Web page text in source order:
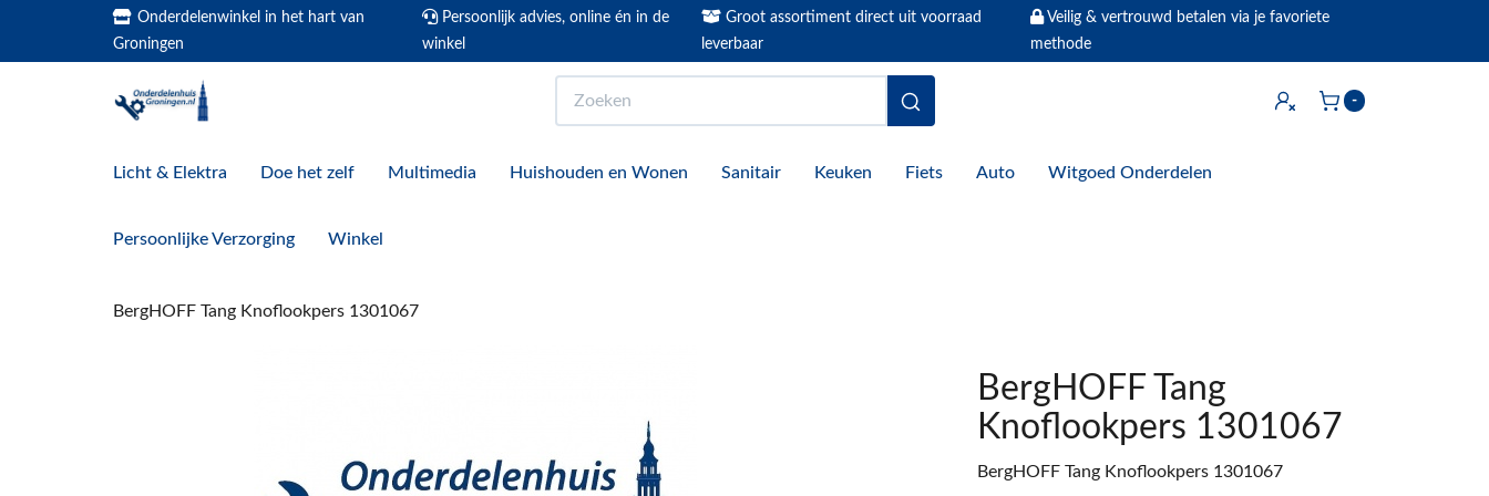
Onderdelenwinkel in het hart van
Groningen
Persoonlijk advies, online én in de
winkel
Groot assortiment direct uit voorraad
leverbaar
Veilig & vertrouwd betalen via je favoriete
methode
Inloggen -
Licht & Elektra Doe het zelf Multimedia Huishouden en Wonen Sanitair Keuken Fiets Auto Witgoed Onderdelen
Persoonlijke Verzorging Winkel
BergHOFF Tang Knoflookpers 1301067
BergHOFF Tang
Knoflookpers 1301067
BergHOFF Tang Knoflookpers 1301067